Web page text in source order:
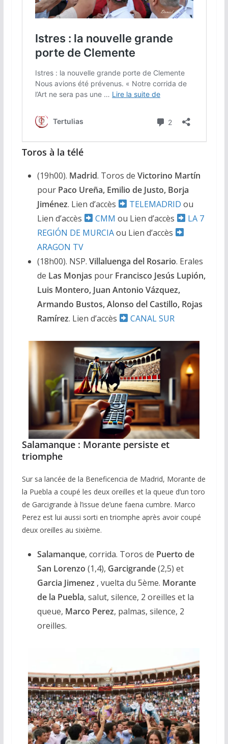
Toros à la télé
(19h00). Madrid. Toros de Victorino Martín
pour Paco Ureña, Emilio de Justo, Borja
Jiménez. Lien d’accès TELEMADRID ou
Lien d’accès
CMM ou Lien d’accès
LA 7
REGIÓN DE MURCIAou Lien d’accès
ARAGON TV
(18h00). NSP. Villaluenga del Rosario. Erales
de Las Monjas pour Francisco Jesús Lupión,
Luis Montero, Juan Antonio Vázquez,
Armando Bustos, Alonso del Castillo, Rojas
Ramírez. Lien d’accès CANAL SUR
Salamanque : Morante persiste et
triomphe
Sur sa lancée de la Beneficencia de Madrid, Morante de
la Puebla a coupé les deux oreilles et la queue d’un toro
de Garcigrande à l’issue de’une faena cumbre. Marco
Perez est lui aussi sorti en triomphe après avoir coupé
deux oreilles au sixième.
Salamanque, corrida. Toros de Puerto de
San Lorenzo (1,4), Garcigrande(2,5) et
Garcia Jimenez , vuelta du 5ème. Morante
de la Puebla, salut, silence, 2 oreilles et la
queue, Marco Perez, palmas, silence, 2
oreilles.